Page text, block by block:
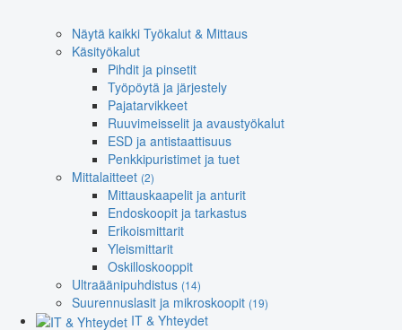
Näytä kaikki Työkalut & Mittaus
Käsityökalut
Pihdit ja pinsetit
Työpöytä ja järjestely
Pajatarvikkeet
Ruuvimeisselit ja avaustyökalut
ESD ja antistaattisuus
Penkkipuristimet ja tuet
Mittalaitteet (2)
Mittauskaapelit ja anturit
Endoskoopit ja tarkastus
Erikoismittarit
Yleismittarit
Oskilloskooppit
Ultraäänipuhdistus (14)
Suurennuslasit ja mikroskoopit (19)
IT & Yhteydet